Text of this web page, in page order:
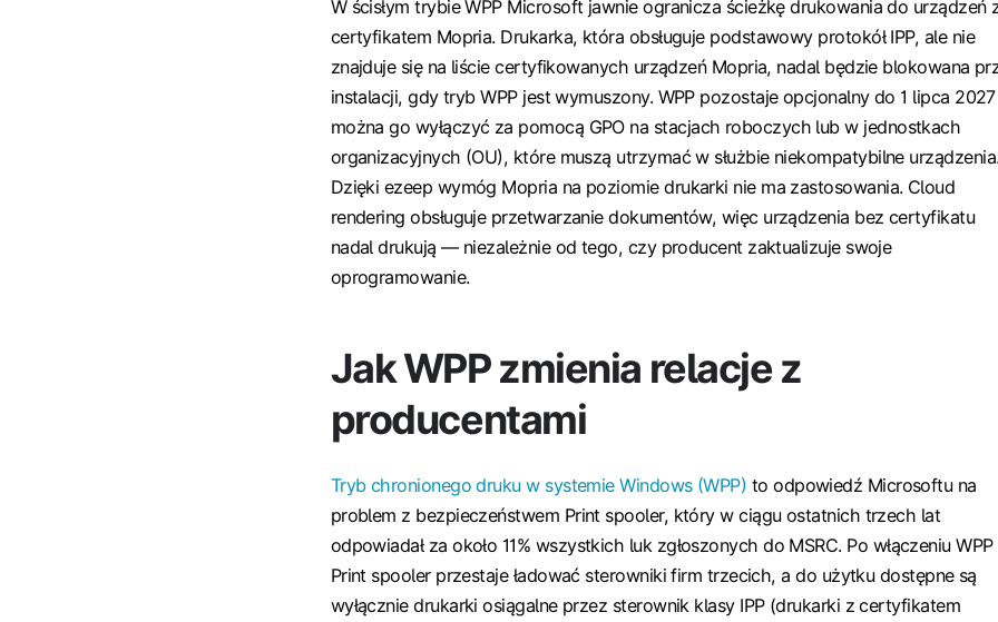
W ścisłym trybie WPP Microsoft jawnie ogranicza ścieżkę drukowania do urządzeń
certyfikatem Mopria. Drukarka, która obsługuje podstawowy protokół IPP, ale nie
znajduje się na liście certyfikowanych urządzeń Mopria, nadal będzie blokowana
instalacji, gdy tryb WPP jest wymuszony. WPP pozostaje opcjonalny do 1 lipca 2027
można go wyłączyć za pomocą GPO na stacjach roboczych lub w jednostkach
organizacyjnych (OU), które muszą utrzymać w służbie niekompatybilne
Dzięki ezeep wymóg Mopria na poziomie drukarki nie ma zastosowania. Cloud
rendering obsługuje przetwarzanie dokumentów, więc urządzenia bez certyfikatu
nadal drukują — niezależnie od tego, czy producent zaktualizuje swoje
oprogramowanie.
Jak WPP zmienia relacje z
producentami
Tryb chronionego druku w systemie Windows (WPP) to odpowiedź Microsoftu na
problem z bezpieczeństwem Print spooler, który w ciągu ostatnich trzech lat
odpowiadał za około 11% wszystkich luk zgłoszonych do MSRC. Po włączeniu WPP
Print spooler przestaje ładować sterowniki firm trzecich, a do użytku dostępne są
wyłącznie drukarki osiągalne przez sterownik klasy IPP (drukarki z certyfikatem